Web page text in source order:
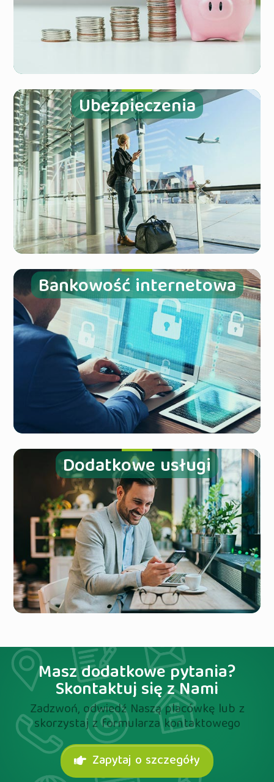
Ubezpieczenia
Bankowość internetowa
Dodatkowe usługi
Masz dodatkowe pytania?
Skontaktuj się z Nami
Zadzwoń, odwiedź Naszą placówkę lub z
skorzystaj z formularza kontaktowego
Zapytaj o szczegóły